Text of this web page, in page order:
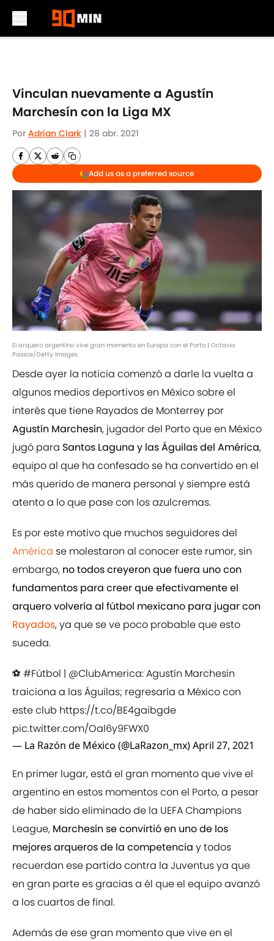
Vinculan nuevamente a Agustín
Marchesín con la Liga MX
Por Adrian Clark | 28 abr. 2021
Add us as a preferred source
El arquero argentino vive gran momento en Europa con el Porto | Octavio
Passos/Getty Images
Desde ayer la noticia comenzó a darle la vuelta a
algunos medios deportivos en México sobre el
interés que tiene Rayados de Monterrey por
Agustín Marchesín, jugador del Porto que en México
jugó para Santos Laguna y las Águilas del América,
equipo al que ha confesado se ha convertido en el
más querido de manera personal y siempre está
atento a lo que pase con los azulcremas.
Es por este motivo que muchos seguidores del
América se molestaron al conocer este rumor, sin
embargo, no todos creyeron que fuera uno con
fundamentos para creer que efectivamente el
arquero volvería al fútbol mexicano para jugar con
Rayados, ya que se ve poco probable que esto
suceda.
⚽ #Fútbol | @ClubAmerica: Agustín Marchesín
traiciona a las Águilas; regresaría a México con
este club https://t.co/BE4gaibgde
pic.twitter.com/Oal6y9FWX0
— La Razón de México (@LaRazon_mx)April 27, 2021
En primer lugar, está el gran momento que vive el
argentino en estos momentos con el Porto, a pesar
de haber sido eliminado de la UEFA Champions
League, Marchesín se convirtió en uno de los
mejores arqueros de la competencia y todos
recuerdan ese partido contra la Juventus ya que
en gran parte es gracias a él que el equipo avanzó
a los cuartos de final.
Además de ese gran momento que vive en el